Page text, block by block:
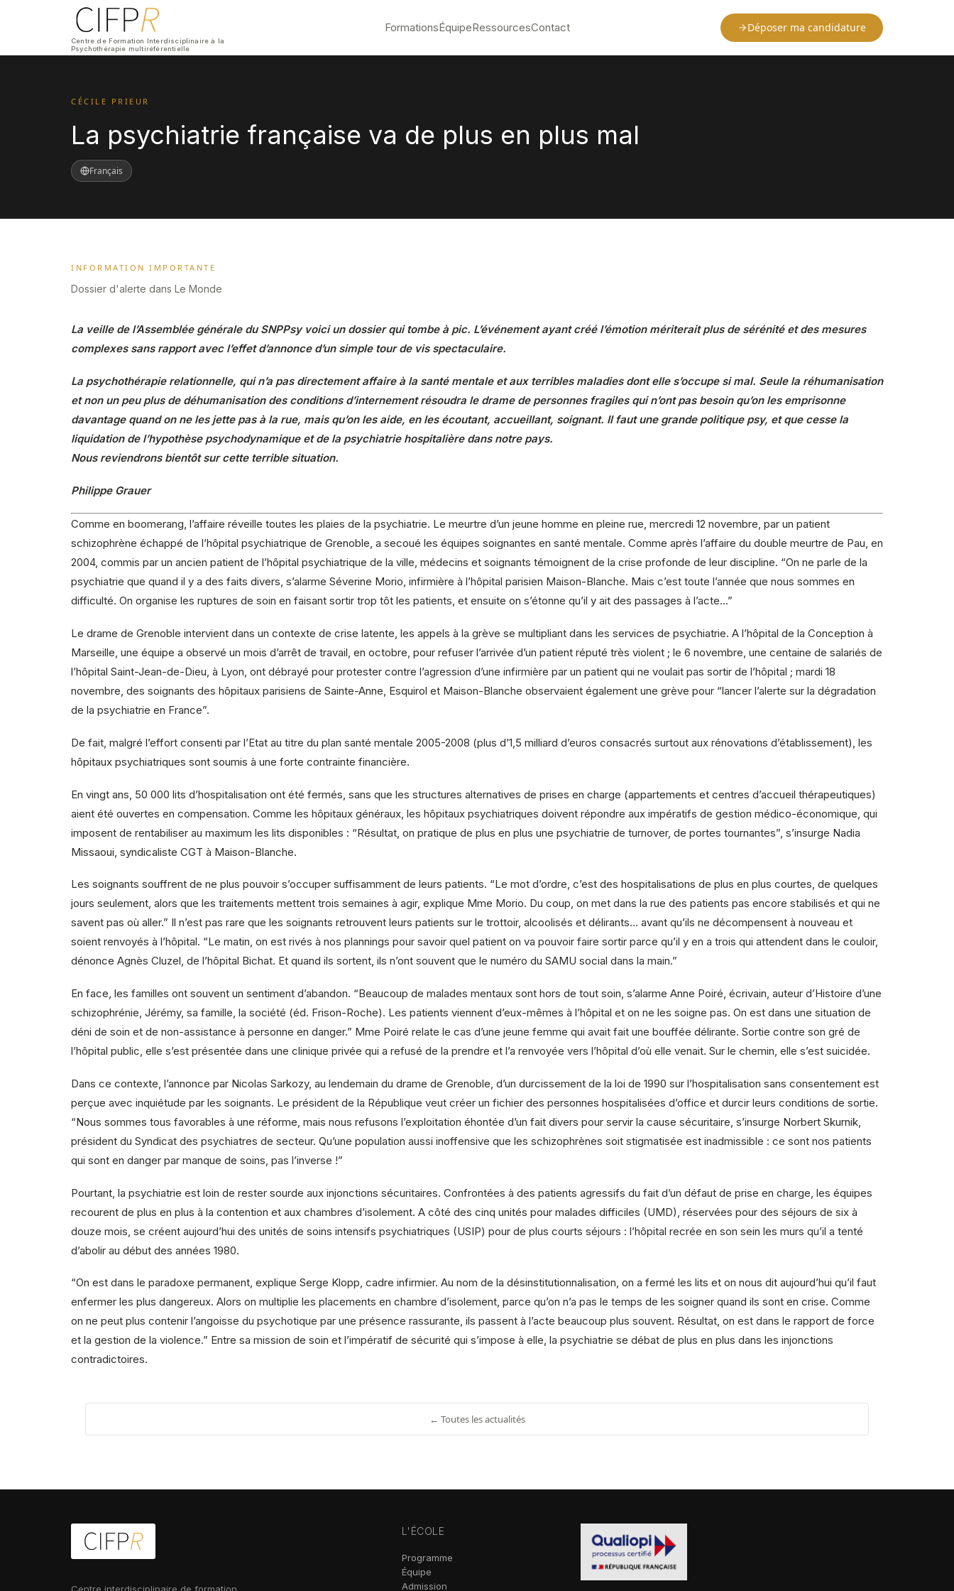
Centre de Formation Interdisciplinaire à la
Psychothérapie multiréférentielle
FormationsÉquipeRessourcesContact Déposer ma candidature
CÉCILE PRIEUR
La psychiatrie française va de plus en plus mal
Français
INFORMATION IMPORTANTE
Dossier d'alerte dans Le Monde
La veille de l’Assemblée générale du SNPPsy voici un dossier qui tombe à pic. L’événement ayant créé l’émotion mériterait plus de sérénité et des mesures
complexes sans rapport avec l’effet d’annonce d’un simple tour de vis spectaculaire.
La psychothérapie relationnelle, qui n’a pas directement affaire à la santé mentale et aux terribles maladies dont elle s’occupe si mal. Seule la réhumanisation
et non un peu plus de déhumanisation des conditions d’internement résoudra le drame de personnes fragiles qui n’ont pas besoin qu’on les emprisonne
davantage quand on ne les jette pas à la rue, mais qu’on les aide, en les écoutant, accueillant, soignant. Il faut une grande politique psy, et que cesse la
liquidation de l’hypothèse psychodynamique et de la psychiatrie hospitalière dans notre pays.
Nous reviendrons bientôt sur cette terrible situation.
Philippe Grauer
Comme en boomerang, l’affaire réveille toutes les plaies de la psychiatrie. Le meurtre d’un jeune homme en pleine rue, mercredi 12 novembre, par un patient
schizophrène échappé de l’hôpital psychiatrique de Grenoble, a secoué les équipes soignantes en santé mentale. Comme après l’affaire du double meurtre de Pau, en
2004, commis par un ancien patient de l’hôpital psychiatrique de la ville, médecins et soignants témoignent de la crise profonde de leur discipline. “On ne parle de la
psychiatrie que quand il y a des faits divers, s’alarme Séverine Morio, infirmière à l’hôpital parisien Maison-Blanche. Mais c’est toute l’année que nous sommes en
difficulté. On organise les ruptures de soin en faisant sortir trop tôt les patients, et ensuite on s’étonne qu’il y ait des passages à l’acte…”
Le drame de Grenoble intervient dans un contexte de crise latente, les appels à la grève se multipliant dans les services de psychiatrie. A l’hôpital de la Conception à
Marseille, une équipe a observé un mois d’arrêt de travail, en octobre, pour refuser l’arrivée d’un patient réputé très violent ; le 6 novembre, une centaine de salariés de
l’hôpital Saint-Jean-de-Dieu, à Lyon, ont débrayé pour protester contre l’agression d’une infirmière par un patient qui ne voulait pas sortir de l’hôpital ; mardi 18
novembre, des soignants des hôpitaux parisiens de Sainte-Anne, Esquirol et Maison-Blanche observaient également une grève pour “lancer l’alerte sur la dégradation
de la psychiatrie en France”.
De fait, malgré l’effort consenti par l’Etat au titre du plan santé mentale 2005-2008 (plus d’1,5 milliard d’euros consacrés surtout aux rénovations d’établissement), les
hôpitaux psychiatriques sont soumis à une forte contrainte financière.
En vingt ans, 50 000 lits d’hospitalisation ont été fermés, sans que les structures alternatives de prises en charge (appartements et centres d’accueil thérapeutiques)
aient été ouvertes en compensation. Comme les hôpitaux généraux, les hôpitaux psychiatriques doivent répondre aux impératifs de gestion médico-économique, qui
imposent de rentabiliser au maximum les lits disponibles : “Résultat, on pratique de plus en plus une psychiatrie de turnover, de portes tournantes”, s’insurge Nadia
Missaoui, syndicaliste CGT à Maison-Blanche.
Les soignants souffrent de ne plus pouvoir s’occuper suffisamment de leurs patients. “Le mot d’ordre, c’est des hospitalisations de plus en plus courtes, de quelques
jours seulement, alors que les traitements mettent trois semaines à agir, explique Mme Morio. Du coup, on met dans la rue des patients pas encore stabilisés et qui ne
savent pas où aller.” Il n’est pas rare que les soignants retrouvent leurs patients sur le trottoir, alcoolisés et délirants… avant qu’ils ne décompensent à nouveau et
soient renvoyés à l’hôpital. “Le matin, on est rivés à nos plannings pour savoir quel patient on va pouvoir faire sortir parce qu’il y en a trois qui attendent dans le couloir,
dénonce Agnès Cluzel, de l’hôpital Bichat. Et quand ils sortent, ils n’ont souvent que le numéro du SAMU social dans la main.”
En face, les familles ont souvent un sentiment d’abandon. “Beaucoup de malades mentaux sont hors de tout soin, s’alarme Anne Poiré, écrivain, auteur d’Histoire d’une
schizophrénie, Jérémy, sa famille, la société (éd. Frison-Roche). Les patients viennent d’eux-mêmes à l’hôpital et on ne les soigne pas. On est dans une situation de
déni de soin et de non-assistance à personne en danger.” Mme Poiré relate le cas d’une jeune femme qui avait fait une bouffée délirante. Sortie contre son gré de
l’hôpital public, elle s’est présentée dans une clinique privée qui a refusé de la prendre et l’a renvoyée vers l’hôpital d’où elle venait. Sur le chemin, elle s’est suicidée.
Dans ce contexte, l’annonce par Nicolas Sarkozy, au lendemain du drame de Grenoble, d’un durcissement de la loi de 1990 sur l’hospitalisation sans consentement est
perçue avec inquiétude par les soignants. Le président de la République veut créer un fichier des personnes hospitalisées d’office et durcir leurs conditions de sortie.
“Nous sommes tous favorables à une réforme, mais nous refusons l’exploitation éhontée d’un fait divers pour servir la cause sécuritaire, s’insurge Norbert Skurnik,
président du Syndicat des psychiatres de secteur. Qu’une population aussi inoffensive que les schizophrènes soit stigmatisée est inadmissible : ce sont nos patients
qui sont en danger par manque de soins, pas l’inverse !”
Pourtant, la psychiatrie est loin de rester sourde aux injonctions sécuritaires. Confrontées à des patients agressifs du fait d’un défaut de prise en charge, les équipes
recourent de plus en plus à la contention et aux chambres d’isolement. A côté des cinq unités pour malades difficiles (UMD), réservées pour des séjours de six à
douze mois, se créent aujourd’hui des unités de soins intensifs psychiatriques (USIP) pour de plus courts séjours : l’hôpital recrée en son sein les murs qu’il a tenté
d’abolir au début des années 1980.
“On est dans le paradoxe permanent, explique Serge Klopp, cadre infirmier. Au nom de la désinstitutionnalisation, on a fermé les lits et on nous dit aujourd’hui qu’il faut
enfermer les plus dangereux. Alors on multiplie les placements en chambre d’isolement, parce qu’on n’a pas le temps de les soigner quand ils sont en crise. Comme
on ne peut plus contenir l’angoisse du psychotique par une présence rassurante, ils passent à l’acte beaucoup plus souvent. Résultat, on est dans le rapport de force
et la gestion de la violence.” Entre sa mission de soin et l’impératif de sécurité qui s’impose à elle, la psychiatrie se débat de plus en plus dans les injonctions
contradictoires.
← Toutes les actualités
L'ÉCOLE
Programme
Équipe
Admission